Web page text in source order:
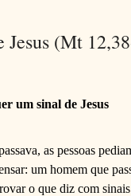
Jesus (Mt
um sinal de Jesus
as pessoas
um homem que
o que diz com